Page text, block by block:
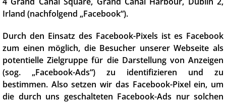
Irland (nachfolgend „Facebook“).
Durch den Einsatz des Facebook-Pixels ist es Facebook
zum einen möglich, die Besucher unserer Webseite als
potentielle Zielgruppe für die Darstellung von Anzeigen
(sog. „Facebook-Ads“) zu identifizieren und zu
bestimmen. Also setzen wir das Facebook-Pixel ein, um
die durch uns geschalteten Facebook-Ads nur solchen